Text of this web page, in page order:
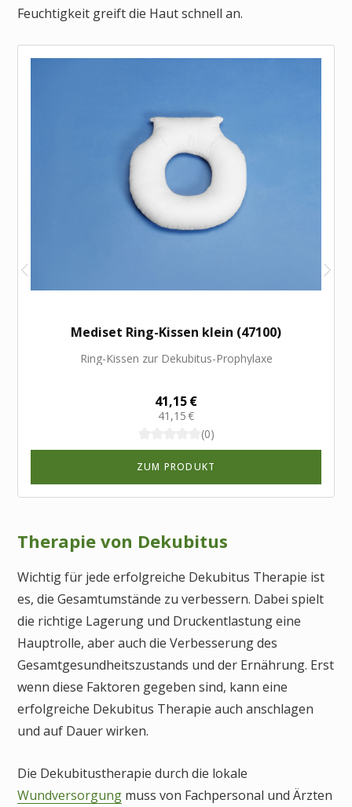
Feuchtigkeit greift die Haut schnell an.
Mediset Ring-Kissen klein (47100)
Ring-Kissen zur Dekubitus-Prophylaxe
41,15 €
41,15 €
(0)
ZUM PRODUKT
Therapie von Dekubitus
Wichtig für jede erfolgreiche Dekubitus Therapie ist
es, die Gesamtumstände zu verbessern. Dabei spielt
die richtige Lagerung und Druckentlastung eine
Hauptrolle, aber auch die Verbesserung des
Gesamtgesundheitszustands und der Ernährung. Erst
wenn diese Faktoren gegeben sind, kann eine
erfolgreiche Dekubitus Therapie auch anschlagen
und auf Dauer wirken.
Die Dekubitustherapie durch die lokale
Wundversorgung muss von Fachpersonal und Ärzten